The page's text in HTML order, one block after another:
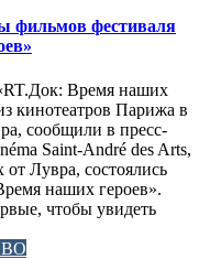
фильмов фестиваля
Время наших
кинотеатров Парижа в
сообщили в пресс-
Saint-André des Arts,
от Лувра, состоялись
наших героев».
чтобы увидеть